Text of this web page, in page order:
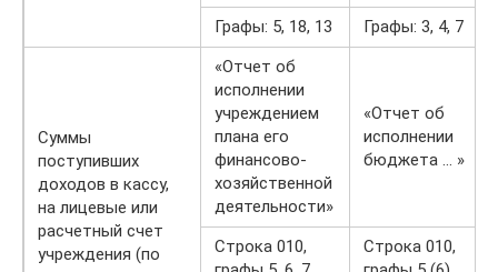
Графы: 5, 18, 13 Графы: 3, 4, 7
Суммы
поступивших
доходов в кассу,
на лицевые или
расчетный счет
учреждения (по
«Отчет об
исполнении
учреждением
плана его
финансово-
хозяйственной
деятельности»
«Отчет об
исполнении
бюджета … »
Строка 010,
Строка 010,